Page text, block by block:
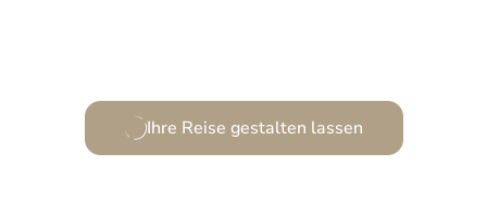
Ihre Reise gestalten lassen